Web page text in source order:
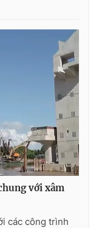
với xâm
các công trình